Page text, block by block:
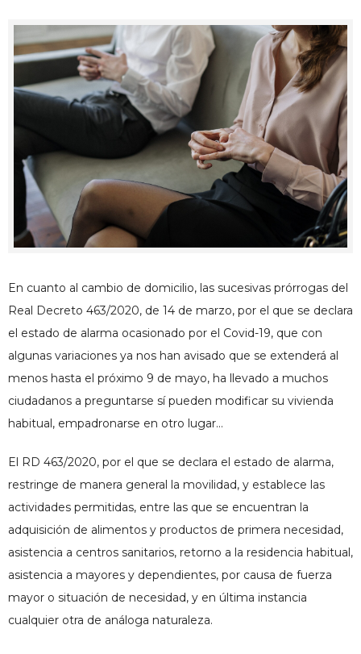
En cuanto al cambio de domicilio, las sucesivas prórrogas del
Real Decreto 463/2020, de 14 de marzo, por el que se declara
el estado de alarma ocasionado por el Covid-19, que con
algunas variaciones ya nos han avisado que se extenderá al
menos hasta el próximo 9 de mayo, ha llevado a muchos
ciudadanos a preguntarse sí pueden modificar su vivienda
habitual, empadronarse en otro lugar…
El RD 463/2020, por el que se declara el estado de alarma,
restringe de manera general la movilidad, y establece las
actividades permitidas, entre las que se encuentran la
adquisición de alimentos y productos de primera necesidad,
asistencia a centros sanitarios, retorno a la residencia habitual,
asistencia a mayores y dependientes, por causa de fuerza
mayor o situación de necesidad, y en última instancia
cualquier otra de análoga naturaleza.